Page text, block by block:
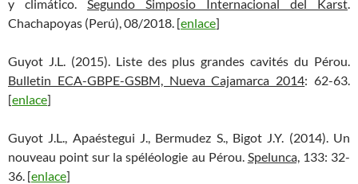
y climático. Segundo Simposio Internacional del Karst.
Chachapoyas (Perú), 08/2018. [enlace]
Guyot J.L. (2015). Liste des plus grandes cavités du Pérou.
Bulletin ECA-GBPE-GSBM, Nueva Cajamarca 2014: 62-63.
[enlace]
Guyot J.L., Apaéstegui J., Bermudez S., Bigot J.Y. (2014). Un
nouveau point sur la spéléologie au Pérou. Spelunca,133: 32-
36. [enlace]